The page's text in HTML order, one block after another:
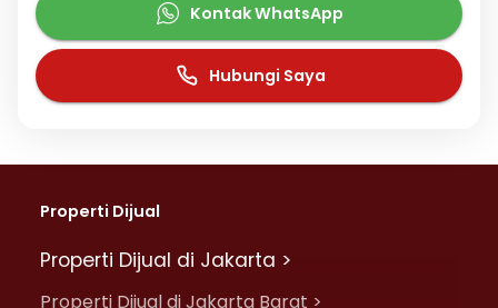
Kontak WhatsApp
Hubungi Saya
Properti Dijual
Properti Dijual di Jakarta >
Properti Dijual di Jakarta Barat >